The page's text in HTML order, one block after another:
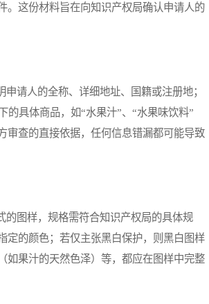
。这份材料旨在向知识产权局确认申请人的
请人的全称、详细地址、国籍或注册地；
具体商品，如“水果汁”、“水果味饮料”
审查的直接依据，任何信息错漏都可能导致
图样，规格需符合知识产权局的具体规
定的颜色；若仅主张黑白保护，则黑白图样
如果汁的天然色泽）等，都应在图样中完整